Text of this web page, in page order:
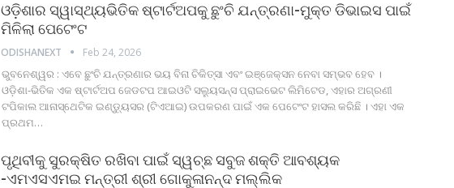
ଓଡ଼ିଶାର ସ୍ୱାସ୍ଥ୍ୟଭିତିକ ଷ୍ଟାର୍ଟଅପକୁ ଛୁଂଚି ଯନ୍ତ୍ରଣା-ମୁକ୍ତ ଡିଭାଇସ ପାଇଁ
ମିଳିଲା ପେଟେଂଟ
ODISHANEXT Feb 24, 2026
ଭୁବନେଶ୍ୱର : ଏବେ ଛୁଂଚି ଯନ୍ତ୍ରଣାର ଭୟ ବିନା ଚିକିତ୍ସା ଏବଂ ଇଞ୍ଜେକ୍ସନ ନେବା ସମ୍ଭବ ହେବ ।
ଓଡ଼ିଶା-ଭିତିକ ଏକ ଷ୍ଟାର୍ଟଅପ ଜେଡଟପ ଆଇଓଟି ସଲ୍ୟୁସନ୍ସ ପ୍ରାଇଭେଟ ଲିମିଟେଡ, ଏହାର ଅଗ୍ରଣୀ
ଟପିକାଲ ଆନାସ୍ଥେଟିକ ଇଣ୍ଡ୍ୟୁସର (ଟିଏଆଇ) ଉପକରଣ ପାଇଁ ଏକ ପେଟେଂଟ ହାସଲ କରିଛି । ଏହା ଏକ
ପ୍ରଥମ…
ପୃଥିବୀକୁ ସୁରକ୍ଷିତ ରଖିବା ପାଇଁ ସ୍ୱଚ୍ଛ ସବୁଜ ଶକ୍ତି ଆବଶ୍ୟକ
-ଏମଏସଏମଇ ମନ୍ତ୍ରୀ ଶ୍ରୀ ଗୋକୁଳାନନ୍ଦ ମଲ୍ଲିକ